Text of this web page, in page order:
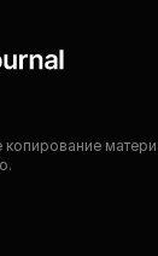
копирование